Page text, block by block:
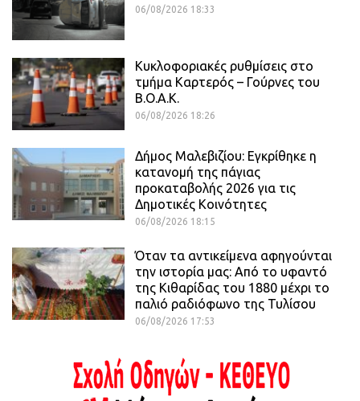
06/08/2026 18:33
Κυκλοφοριακές ρυθμίσεις στο
τμήμα Καρτερός – Γούρνες του
Β.Ο.Α.Κ.
06/08/2026 18:26
Δήμος Μαλεβιζίου: Εγκρίθηκε η
κατανομή της πάγιας
προκαταβολής 2026 για τις
Δημοτικές Κοινότητες
06/08/2026 18:15
Όταν τα αντικείμενα αφηγούνται
την ιστορία μας: Από το υφαντό
της Κιθαρίδας του 1880 μέχρι το
παλιό ραδιόφωνο της Τυλίσου
06/08/2026 17:53